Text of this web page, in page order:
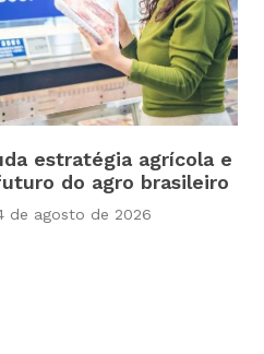
estratégia agrícola e
do agro brasileiro
de agosto de 2026